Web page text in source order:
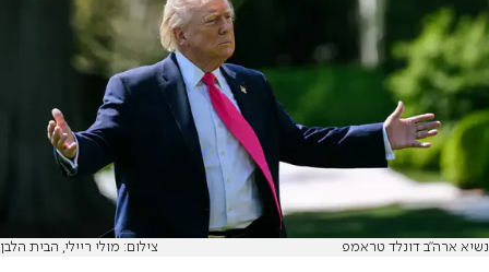
נשיא ארה"ב דונלד טראמפ צילום: מולי ריילי, הבית הלבן